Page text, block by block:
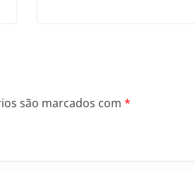
são marcados com *